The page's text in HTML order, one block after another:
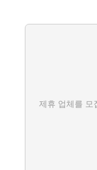
제휴 업체를 모